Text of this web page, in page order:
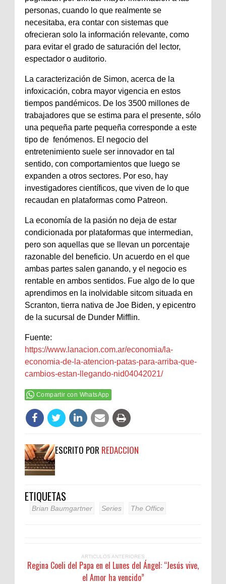
personas, cuando lo que realmente se
necesitaba, era contar con sistemas que
ofrecieran solo la información relevante, como
para evitar el grado de saturación del lector,
espectador o auditorio.
La caracterización de Simon, acerca de la
infoxicación, cobra mayor vigencia en estos
tiempos pandémicos. De los 3500 millones de
trabajadores que se estima para el presente, sólo
una pequeña parte pequeña corresponde a este
tipo de fenómenos. El negocio del
entretenimiento suele ser innovador en tal
sentido, con comportamientos que luego se
expanden a otros sectores. Por eso, hay
investigadores científicos, que viven de lo que
recaudan en plataformas como Patreon.
La economía de la pasión no deja de estar
condicionada por plataformas que intermedian,
pero son aquellas que se llevan un porcentaje
razonable del beneficio. Un acuerdo en el que
ambas partes salen ganando, y el negocio es
rentable en ambos sentidos. Fue algo de lo que
aprendimos en la inolvidable sitcom situada en
Scranton, tierra nativa de Joe Biden, y epicentro
de la sucursal de Dunder Mifflin.
Fuente:
https://www.lanacion.com.ar/economia/la-
economia-de-la-atencion-patas-para-arriba-que-
cambios-estan-llegando-nid04042021/
Compartir con WhatsApp
ESCRITO POR REDACCION
ETIQUETAS
Brian Baumgartner Series The Office
ARTICULOS ANTERIORES
Regina Coeli del Papa en el Lunes del Ángel: “Jesús vive,
el Amor ha vencido”